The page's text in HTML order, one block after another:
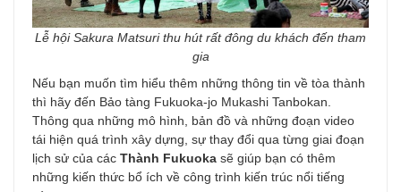
Lễ hội Sakura Matsuri thu hút rất đông du khách đến tham
gia
Nếu bạn muốn tìm hiểu thêm những thông tin về tòa thành
thì hãy đến Bảo tàng Fukuoka-jo Mukashi Tanbokan.
Thông qua những mô hình, bản đồ và những đoạn video
tái hiện quá trình xây dựng, sự thay đổi qua từng giai đoạn
lịch sử của các Thành Fukuoka sẽ giúp bạn có thêm
những kiến thức bổ ích về công trình kiến trúc nổi tiếng